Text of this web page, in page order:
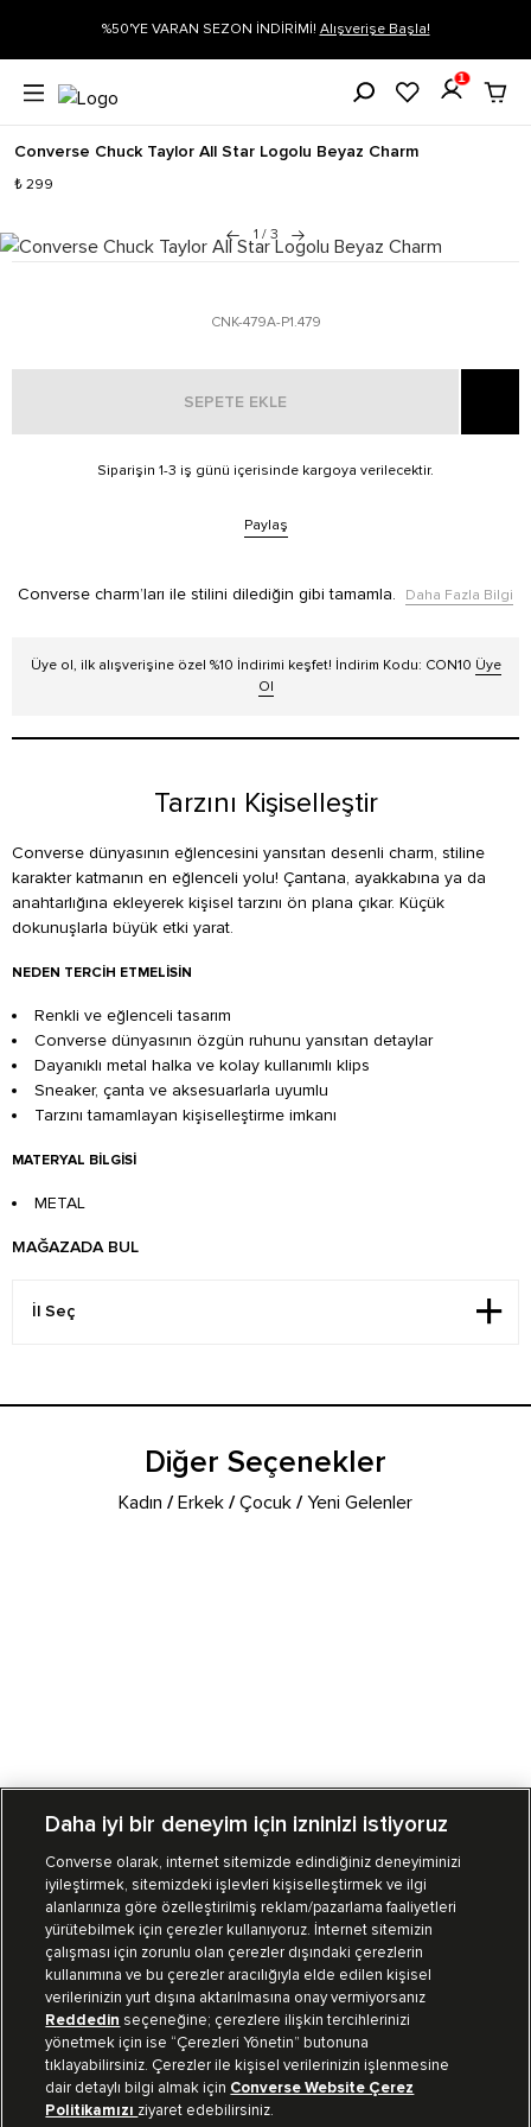
%50'YE VARAN SEZON İNDİRİMİ! Alışverişe Başla!
1
Converse Chuck Taylor All Star Logolu Beyaz Charm
₺ 299
1 / 3
CNK-479A-P1.479
SEPETE EKLE
Siparişin 1-3 iş günü içerisinde kargoya verilecektir.
Paylaş
Converse charm’ları ile stilini dilediğin gibi tamamla. Daha Fazla Bilgi
Üye ol, ilk alışverişine özel %10 İndirimi keşfet! İndirim Kodu: CON10 Üye
Ol
Tarzını Kişiselleştir
Converse dünyasının eğlencesini yansıtan desenli charm, stiline
karakter katmanın en eğlenceli yolu! Çantana, ayakkabına ya da
anahtarlığına ekleyerek kişisel tarzını ön plana çıkar. Küçük
dokunuşlarla büyük etki yarat.
NEDEN TERCIH ETMELISIN
Renkli ve eğlenceli tasarım
Converse dünyasının özgün ruhunu yansıtan detaylar
Dayanıklı metal halka ve kolay kullanımlı klips
Sneaker, çanta ve aksesuarlarla uyumlu
Tarzını tamamlayan kişiselleştirme imkanı
MATERYAL BILGISI
METAL
MAĞAZADA BUL
Diğer Seçenekler
Kadın /Erkek /Çocuk /Yeni Gelenler
Mağazalarımız Sipariş Takibi
Müşteri İlişkileri
Koleksiyon
Kurumsal
Daha iyi bir deneyim için izninizi istiyoruz
Converse olarak, internet sitemizde edindiğiniz deneyiminizi
iyileştirmek, sitemizdeki işlevleri kişiselleştirmek ve ilgi
alanlarınıza göre özelleştirilmiş reklam/pazarlama faaliyetleri
yürütebilmek için çerezler kullanıyoruz. İnternet sitemizin
çalışması için zorunlu olan çerezler dışındaki çerezlerin
kullanımına ve bu çerezler aracılığıyla elde edilen kişisel
verilerinizin yurt dışına aktarılmasına onay vermiyorsanız
Reddedin seçeneğine; çerezlere ilişkin tercihlerinizi
yönetmek için ise “Çerezleri Yönetin” butonuna
tıklayabilirsiniz. Çerezler ile kişisel verilerinizin işlenmesine
dair detaylı bilgi almak için Converse Website Çerez
Politikamızı ziyaret edebilirsiniz.